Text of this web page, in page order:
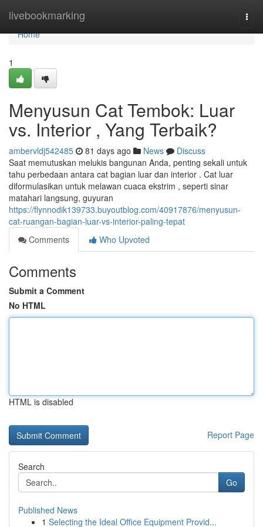
livebookmarking
Home
Home
1
Menyusun Cat Tembok: Luar
vs. Interior , Yang Terbaik?
ambervldj542485 81 days ago News
Discuss
Saat memutuskan melukis bangunan Anda, penting sekali untuk
tahu perbedaan antara cat bagian luar dan interior . Cat luar
diformulasikan untuk melawan cuaca ekstrim , seperti sinar
matahari langsung, guyuran
https://flynnodik139733.buyoutblog.com/40917876/menyusun-
cat-ruangan-bagian-luar-vs-interior-paling-tepat
Comments
Who Upvoted
Comments
Submit a Comment
No HTML
HTML is disabled
Report Page
Search
Go
Published News
1 Selecting the Ideal Office Equipment Provid...